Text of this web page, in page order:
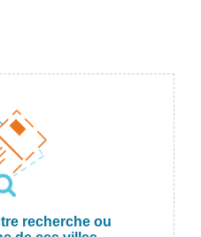
recherche ou